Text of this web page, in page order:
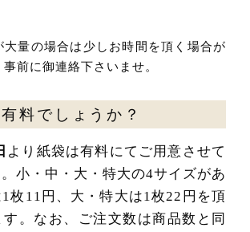
大量の場合は少しお時間を頂く場合が
前に御連絡下さいませ。
料でしょうか？
より紙袋は有料にてご用意させて
小・中・大・特大の4サイズがあ
枚11円、大・特大は1枚22円を頂
。なお、ご注文数は商品数と同